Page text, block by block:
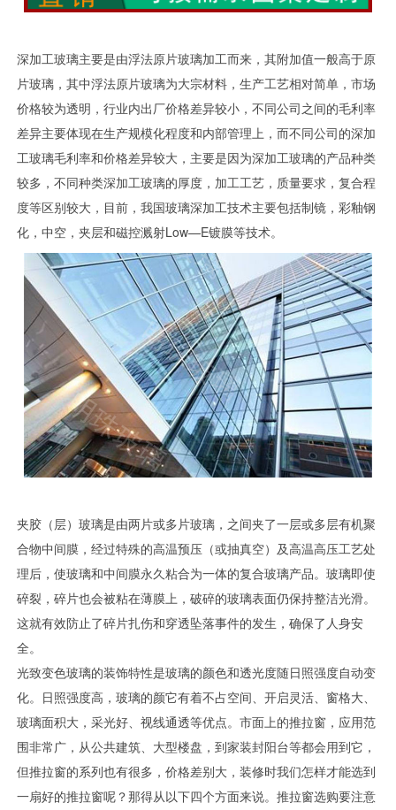
深加工玻璃主要是由浮法原片玻璃加工而来，其附加值一般高于原
片玻璃，其中浮法原片玻璃为大宗材料，生产工艺相对简单，市场
价格较为透明，行业内出厂价格差异较小，不同公司之间的毛利率
差异主要体现在生产规模化程度和内部管理上，而不同公司的深加
工玻璃毛利率和价格差异较大，主要是因为深加工玻璃的产品种类
较多，不同种类深加工玻璃的厚度，加工工艺，质量要求，复合程
度等区别较大，目前，我国玻璃深加工技术主要包括制镜，彩釉钢
化，中空，夹层和磁控溅射Low—E镀膜等技术。
夹胶（层）玻璃是由两片或多片玻璃，之间夹了一层或多层有机聚
合物中间膜，经过特殊的高温预压（或抽真空）及高温高压工艺处
理后，使玻璃和中间膜永久粘合为一体的复合玻璃产品。玻璃即使
碎裂，碎片也会被粘在薄膜上，破碎的玻璃表面仍保持整洁光滑。
这就有效防止了碎片扎伤和穿透坠落事件的发生，确保了人身安
全。
光致变色玻璃的装饰特性是玻璃的颜色和透光度随日照强度自动变
化。日照强度高，玻璃的颜它有着不占空间、开启灵活、窗格大、
玻璃面积大，采光好、视线通透等优点。市面上的推拉窗，应用范
围非常广，从公共建筑、大型楼盘，到家装封阳台等都会用到它，
但推拉窗的系列也有很多，价格差别大，装修时我们怎样才能选到
一扇好的推拉窗呢？那得从以下四个方面来说。推拉窗选购要注意